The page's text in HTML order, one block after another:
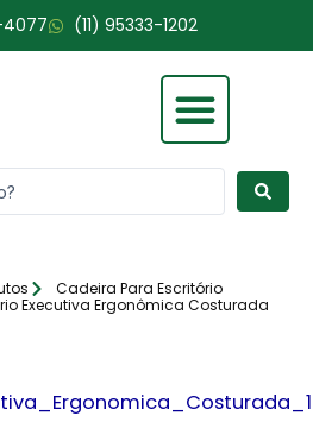
4077 (11) 95333-1202
Cadeira Para Escritório
Executiva Ergonômica Costurada